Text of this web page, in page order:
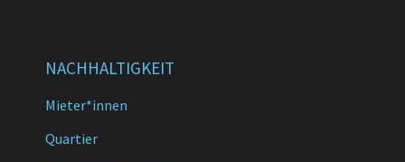
NACHHALTIGKEIT
Mieter*innen
Quartier